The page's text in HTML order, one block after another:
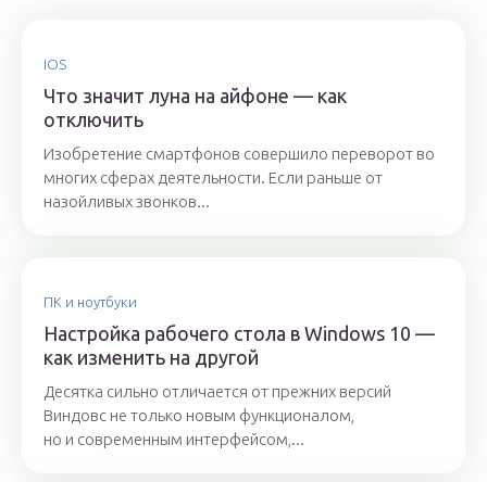
IOS
Что значит луна на айфоне — как
отключить
Изобретение смартфонов совершило переворот во
многих сферах деятельности. Если раньше от
назойливых звонков...
ПК и ноутбуки
Настройка рабочего стола в Windows 10 —
как изменить на другой
Десятка сильно отличается от прежних версий
Виндовс не только новым функционалом,
но и современным интерфейсом,...